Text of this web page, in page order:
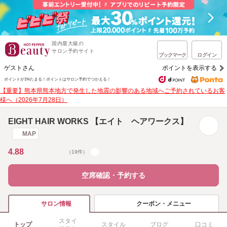
国内最大級の
サロン予約サイト
ブックマーク ログイン
ゲストさん ポイントを表示する
ポイントが1%たまる！ ポイントはサロン予約でつかえる！
【重要】熊本県熊本地方で発生した地震の影響のある地域へご予約されているお客
様へ（2026年7月28日）
EIGHT HAIR WORKS 【エイト ヘアワークス】
MAP
4.88 （19件）
空席確認・予約する
サロン情報 クーポン・メニュー
トップ
スタイ
スタイル ブログ 口コミ